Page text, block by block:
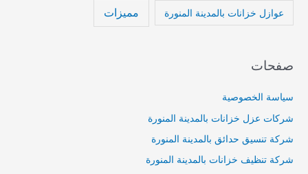
عوازل خزانات بالمدينة المنورة مميزات
صفحات
سياسة الخصوصية
شركات عزل خزانات بالمدينة المنورة
شركة تنسيق حدائق بالمدينة المنورة
شركة تنظيف خزانات بالمدينة المنورة